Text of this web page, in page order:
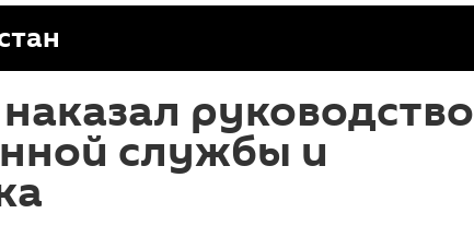
руководство
службы и